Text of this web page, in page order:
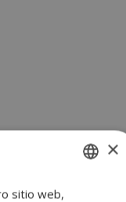
SPANISH
×
sitio web,